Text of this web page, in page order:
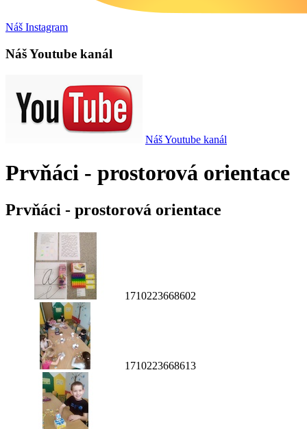
Náš Instagram
Náš Youtube kanál
Náš Youtube kanál
Prvňáci - prostorová orientace
Prvňáci - prostorová orientace
1710223668602
1710223668613